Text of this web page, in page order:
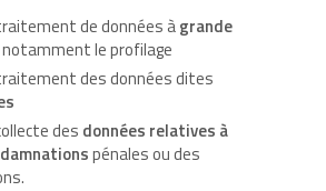
de données àgrande
notamment le profilage
des données dites
des données relatives à
pénales ou des